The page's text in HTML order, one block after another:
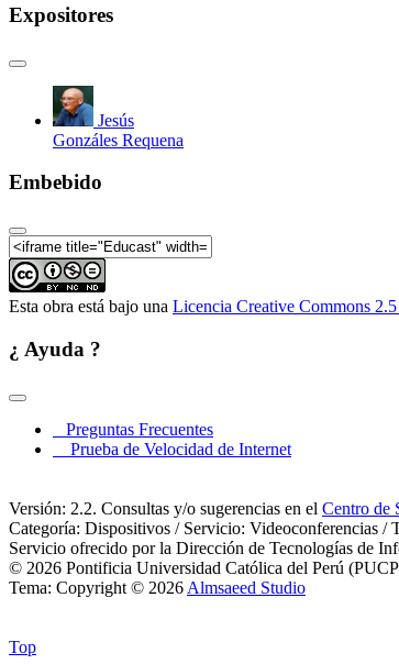
Expositores
Jesús
Gonzáles Requena
Embebido
Esta obra está bajo una Licencia Creative Commons 2.5
¿ Ayuda ?
Preguntas Frecuentes
Prueba de Velocidad de Internet
Versión: 2.2. Consultas y/o sugerencias en el Centro de
Categoría: Dispositivos / Servicio: Videoconferencias /
Servicio ofrecido por la Dirección de Tecnologías de
© 2026 Pontificia Universidad Católica del Perú
Tema: Copyright © 2026 Almsaeed Studio
Top